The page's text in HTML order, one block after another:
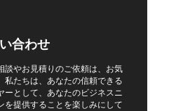
合わせ
談やお見積りのご依頼は、お気
私たちは、あなたの信頼できる
ーとして、あなたのビジネスニ
を提供することを楽しみにして